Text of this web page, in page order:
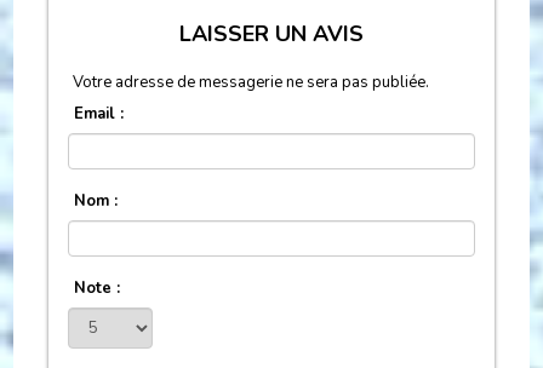
LAISSER UN AVIS
Votre adresse de messagerie ne sera pas publiée.
Email :
Nom :
Note :